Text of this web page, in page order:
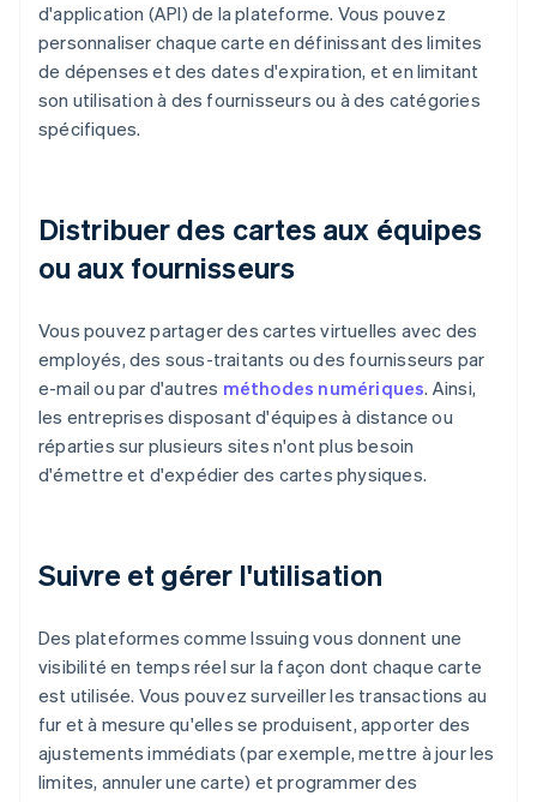
d'application (API) de la plateforme. Vous pouvez
personnaliser chaque carte en définissant des limites
de dépenses et des dates d'expiration, et en limitant
son utilisation à des fournisseurs ou à des catégories
spécifiques.
Distribuer des cartes aux équipes
ou aux fournisseurs
Vous pouvez partager des cartes virtuelles avec des
employés, des sous-traitants ou des fournisseurs par
e-mail ou par d'autres méthodes numériques. Ainsi,
les entreprises disposant d'équipes à distance ou
réparties sur plusieurs sites n'ont plus besoin
d'émettre et d'expédier des cartes physiques.
Suivre et gérer l'utilisation
Des plateformes comme Issuing vous donnent une
visibilité en temps réel sur la façon dont chaque carte
est utilisée. Vous pouvez surveiller les transactions au
fur et à mesure qu'elles se produisent, apporter des
ajustements immédiats (par exemple, mettre à jour les
limites, annuler une carte) et programmer des